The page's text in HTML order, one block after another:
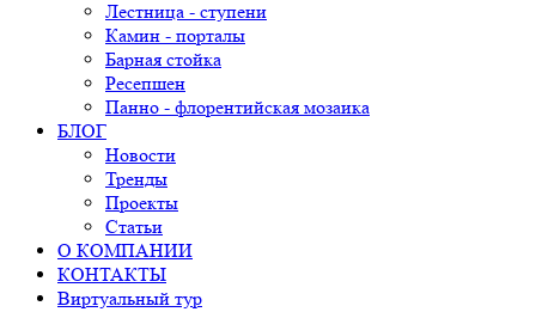
Лестница - ступени
Камин - порталы
Барная стойка
Ресепшен
Панно - флорентийская мозаика
БЛОГ
Новости
Тренды
Проекты
Статьи
О КОМПАНИИ
КОНТАКТЫ
Виртуальный тур